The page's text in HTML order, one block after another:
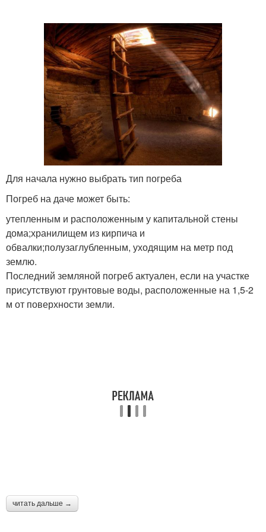
Для начала нужно выбрать тип погреба
Погреб на даче может быть:
утепленным и расположенным у капитальной стены
дома;хранилищем из кирпича и
обвалки;полузаглубленным, уходящим на метр под
землю.
Последний земляной погреб актуален, если на участке
присутствуют грунтовые воды, расположенные на 1,5-2
м от поверхности земли.
читать дальше →